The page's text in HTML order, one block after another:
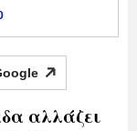
αλλάζει